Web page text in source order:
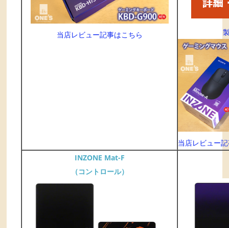
当店レビュー記事はこちら
当店レビュー
INZONE Mat-F
（コントロール）